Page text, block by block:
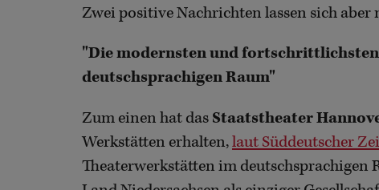
Zwei positive Nachrichten lassen sich
"Die modernsten und
deutschsprachigen Raum"
Zum einen hat das Staatstheater
Werkstätten erhalten,laut Süddeutscher
Theaterwerkstätten im deutschsprachigen